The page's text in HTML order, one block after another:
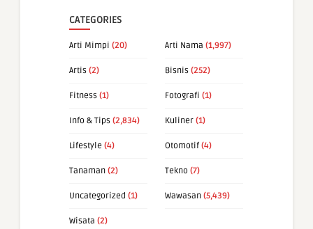
CATEGORIES
Arti Mimpi (20) Arti Nama (1,997)
Artis (2) Bisnis (252)
Fitness (1) Fotografi (1)
Info & Tips (2,834) Kuliner (1)
Lifestyle (4) Otomotif (4)
Tanaman (2) Tekno (7)
Uncategorized (1) Wawasan (5,439)
Wisata (2)